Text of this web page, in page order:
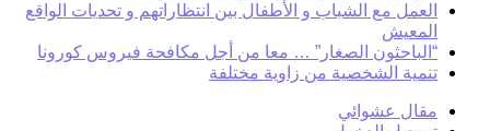
العمل مع الشباب و الأطفال بين انتظاراتهم و تحديات الواقع
المعيش
“الباحثون الصغار” … معا من أجل مكافحة فيروس كورونا
تنمية الشخصية من زاوية مختلفة
مقال عشوائي